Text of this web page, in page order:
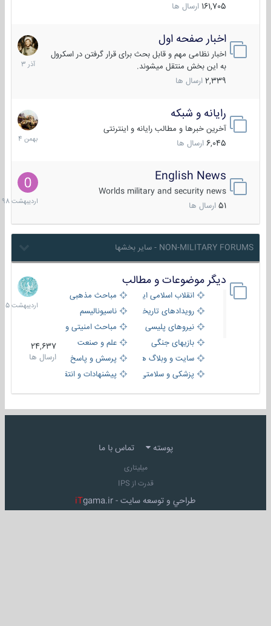
161,705 ارسال ها
اخبار صفحه اول
اخبار نظامی مهم و قابل بحث برای قرار گرفتن در اسکرول
به این بخش منتقل میشوند.
2,339 ارسال ها
7
آذر
1403
رایانه و شبکه
آخرین خبرها و مطالب رایانه و اینترنتی
6,045 ارسال ها
30
بهمن
1404
English News
Worlds military and security news
51 ارسال ها
10
1398
NON-MILITARY FORUMS - سایر بخشها
دیگر موضوعات و مطالب
انقلاب اسلامی ایران
مباحث مذهبی
رویدادهای تاریخی و مذهبیناسیونالیسم
نیروهای پلیسی
مباحث امنیتی و اطلاعاتی
بازیهای جنگی
علم و صنعت
سایت و وبلاگ ها
پرسش و پاسخ
پزشکی و سلامتی
پیشنهادات و انتقادات
24,637
ارسال ها
8
1405
پوسته تماس با ما
میلیتاری
قدرت از IPS
طراحي و توسعه سايت - iTgama.ir